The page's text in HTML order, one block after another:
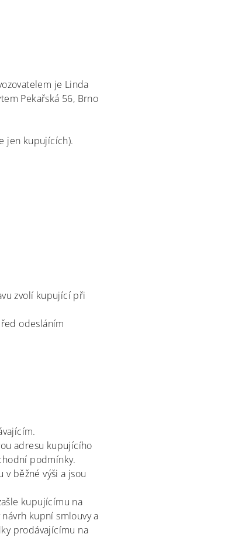
je Linda
Pekařská 56, Brno
jen kupujících).
zvolí kupující při
odesláním
adresu kupujícího
podmínky.
běžné výši a jsou
kupujícímu na
kupní smlouvy a
prodávajícímu na